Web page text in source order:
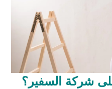
شركة السفير؟